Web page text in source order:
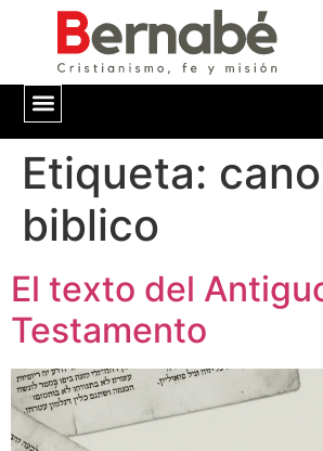
Etiqueta:
biblico
El texto del
Testamento